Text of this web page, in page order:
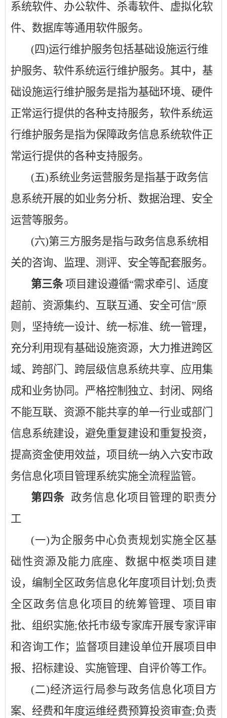
系统软件、办公软件、杀毒软件、虚拟化软
件、数据库等通用软件服务。
(四)运行维护服务包括基础设施运行维
护服务、软件系统运行维护服务。其中，基
础设施运行维护服务是指为基础环境、硬件
正常运行提供的各种支持服务，软件系统运
行维护服务是指为保障政务信息系统软件正
常运行提供的各种支持服务。
(五)系统业务运营服务是指基于政务信
息系统开展的如业务分析、数据治理、安全
运营等服务。
(六)第三方服务是指与政务信息系统相
关的咨询、监理、测评、安全等配套服务。
第三条 项目建设遵循“需求牵引、适度
超前、资源集约、互联互通、安全可信”原
则，坚持统一设计、统一标准、统一管理，
充分利用现有基础设施资源，大力推进跨区
域、跨部门、跨层级信息系统共享、应用集
成和业务协同。严格控制独立、封闭、网络
不能互联、资源不能共享的单一行业或部门
信息系统建设，避免重复建设和重复投资，
提高资金使用效益，项目统一纳入六安市政
务信息化项目管理系统实施全流程监管。
第四条 政务信息化项目管理的职责分
工
(一)为企服务中心负责规划实施全区基
础性资源及能力底座、数据中枢类项目建
设，编制全区政务信息化年度项目计划;负责
全区政务信息化项目的统筹管理、项目审
批、组织实施;依托市级专家库开展专家评审
和咨询工作；监督项目建设单位开展项目申
报、招标建设、实施管理、自评价等工作。
(二)经济运行局参与政务信息化项目方
案、经费和年度运维经费预算投资审查;负责